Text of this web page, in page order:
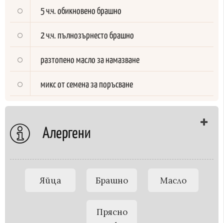
5 ч.ч. обикновено брашно
2 ч.ч. пълнозърнесто брашно
разтопено масло за намазване
микс от семена за поръсване
Алергени
Яйца Брашно Масло
Прясно